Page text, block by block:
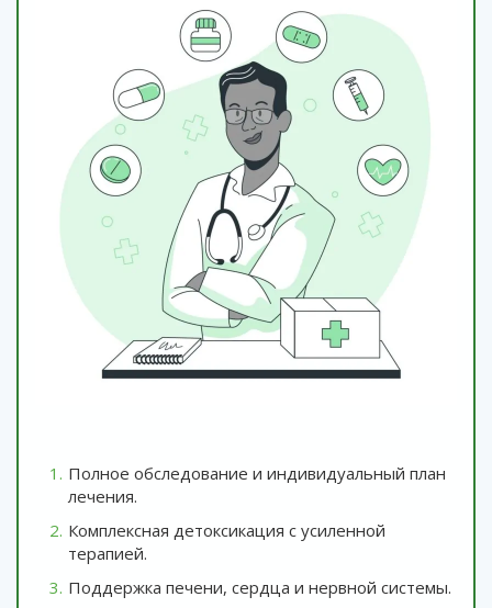
Полное обследование и индивидуальный план
лечения.
Комплексная детоксикация с усиленной
терапией.
Поддержка печени, сердца и нервной системы.